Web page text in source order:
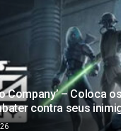
Company’ – Coloca
contra seus